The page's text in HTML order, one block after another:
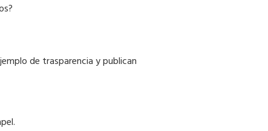
de trasparencia y publican